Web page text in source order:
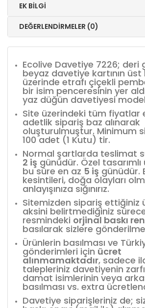
EK BILGI
DEĞERLENDIRMELER (0)
Ecolive Davetiye 7226; deri
beyaz davetiye kartının üst
üzerinde etrafı çiçekli
bir isim penceresinin yer
yaz düğün davetiyesi
Site üzerindeki tüm fiyatlar
adetlik sipariş baz alınarak
oluşturulmuştur. Minimum
100 adet (1 Kutu) tir.
Normal şartlarda teslimat
2 iş günüdür. Özel
bu süre en az 5 iş günüdür.
kesintileri, doğa olayları
anlayışınıza sığınırız.
Sitemizden sipariş ettiğiniz
aksini belirtmediğiniz
resmindeki orjinal baskı
basılarak sizlere
Ürünlerin basılması ve
gönderimleri için ücret
alınmamaktadır, sadece
talepleriniz davetiyenin
damat isimlerinin veya
basılması vs. extra
Davetiye siparişleriniz de;